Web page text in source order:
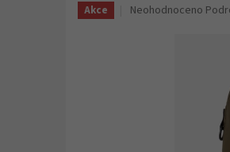
Akce
Průměrné
Neohodnoceno